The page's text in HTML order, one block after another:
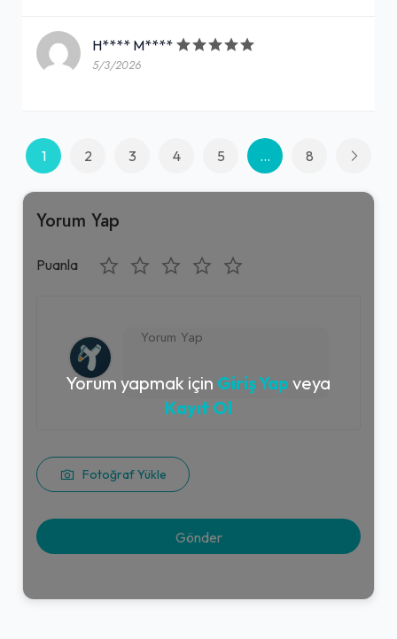
H**** M****
5/3/2026
1 2 3 4 5 ... 8
Yorum Yap
Puanla
Fotoğraf Yükle
Yorum yapmak için Giriş Yap veya
Kayıt Ol